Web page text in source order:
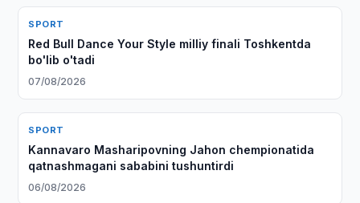
SPORT
Red Bull Dance Your Style milliy finali Toshkentda
bo'lib o'tadi
07/08/2026
SPORT
Kannavaro Masharipovning Jahon chempionatida
qatnashmagani sababini tushuntirdi
06/08/2026